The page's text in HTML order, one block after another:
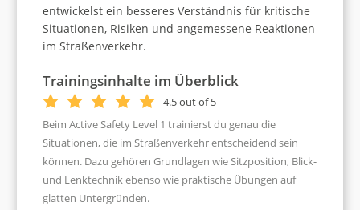
entwickelst ein besseres Verständnis für kritische
Situationen, Risiken und angemessene Reaktionen
im Straßenverkehr.
Trainingsinhalte im Überblick
4.5 out of 5
Beim Active Safety Level 1 trainierst du genau die
Situationen, die im Straßenverkehr entscheidend sein
können. Dazu gehören Grundlagen wie Sitzposition, Blick-
und Lenktechnik ebenso wie praktische Übungen auf
glatten Untergründen.